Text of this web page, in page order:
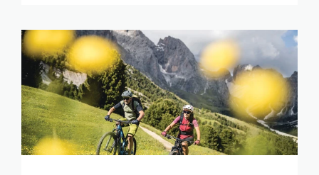
LUNGHEZZA
0 km
146 km
DISLIVELLO